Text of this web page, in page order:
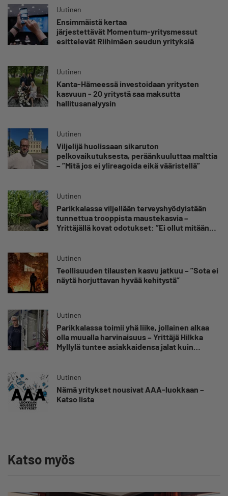
Uutinen
Ensimmäistä kertaa
järjestettävät Momentum-yritysmessut
esittelevät Riihimäen seudun yrityksiä
Uutinen
Kanta-Hämeessä investoidaan yritysten
kasvuun - 20 yritystä saa maksutta
hallitusanalyysin
Uutinen
Viljelijä huolissaan sikaruton
pelkovaikutuksesta, peräänkuuluttaa malttia
– ”Mitä jos ei ylireagoida eikä vääristellä”
Uutinen
Parikkalassa viljellään terveyshyödyistään
tunnettua trooppista maustekasvia –
Yrittäjällä kovat odotukset: ”Ei ollut mitään
Uutinen
Teollisuuden tilausten kasvu jatkuu – ”Sota ei
näytä horjuttavan hyvää kehitystä”
Uutinen
Parikkalassa toimii yhä liike, jollainen alkaa
olla muualla harvinaisuus – Yrittäjä Hilkka
Myllylä tuntee asiakkaidensa jalat kuin
Uutinen
Nämä yritykset nousivat AAA-luokkaan –
Katso lista
Katso myös